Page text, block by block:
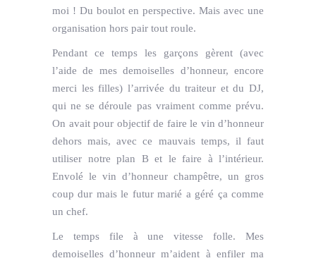
moi ! Du boulot en perspective. Mais avec une
organisation hors pair tout roule.
Pendant ce temps les garçons gèrent (avec
l’aide de mes demoiselles d’honneur, encore
merci les filles) l’arrivée du traiteur et du DJ,
qui ne se déroule pas vraiment comme prévu.
On avait pour objectif de faire le vin d’honneur
dehors mais, avec ce mauvais temps, il faut
utiliser notre plan B et le faire à l’intérieur.
Envolé le vin d’honneur champêtre, un gros
coup dur mais le futur marié a géré ça comme
un chef.
Le temps file à une vitesse folle. Mes
demoiselles d’honneur m’aident à enfiler ma